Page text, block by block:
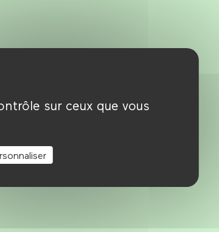
sur ceux que vous
et du numérique. Dans un
ou le lycée apprendre de façon
: cinéma, animation, jeu
à travers un parcours
afin de proposer une